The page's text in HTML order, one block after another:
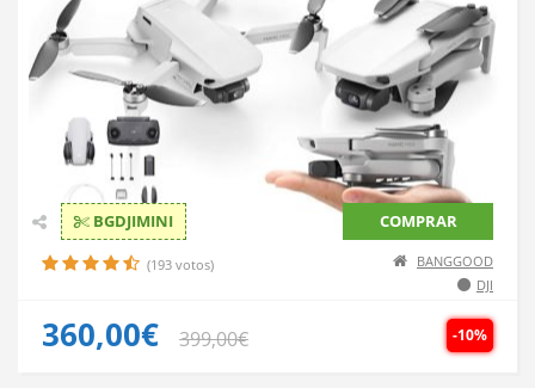
BGDJIMINI COMPRAR
(193 votos)
BANGGOOD
DJI
-10%
360,00€ 399,00€